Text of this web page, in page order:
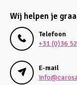
Wij helpen je
Telefoon
+31 (0)36
E-mail